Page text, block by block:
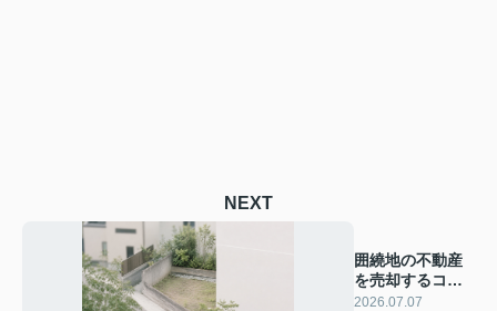
NEXT
囲繞地の不動産
を売却するコツ
は？売れにくい
2026.07.07